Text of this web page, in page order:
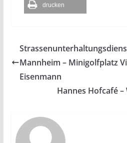
drucken
Mannheim – Minigolfplatz
Eisenmann
Hannes Hofcafé